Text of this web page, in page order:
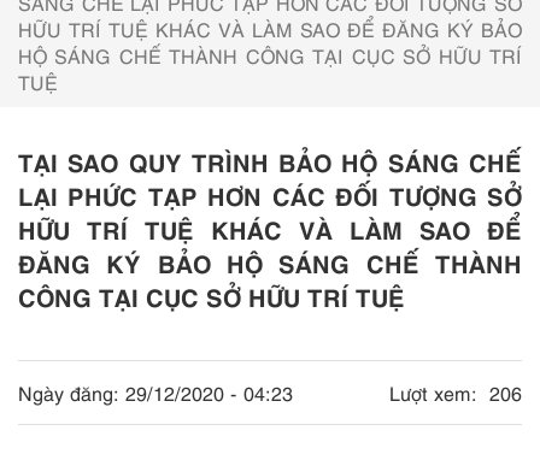
HỮU TRÍ TUỆ KHÁC VÀ LÀM SAO ĐỂ ĐĂNG KÝ BẢO
HỘ SÁNG CHẾ THÀNH CÔNG TẠI CỤC SỞ HỮU TRÍ
TUỆ
TẠI SAO QUY TRÌNH BẢO HỘ SÁNG CHẾ
LẠI PHỨC TẠP HƠN CÁC ĐỐI TƯỢNG SỞ
HỮU TRÍ TUỆ KHÁC VÀ LÀM SAO ĐỂ
ĐĂNG KÝ BẢO HỘ SÁNG CHẾ THÀNH
CÔNG TẠI CỤC SỞ HỮU TRÍ TUỆ
Ngày đăng: 29/12/2020 - 04:23 Lượt xem: 206